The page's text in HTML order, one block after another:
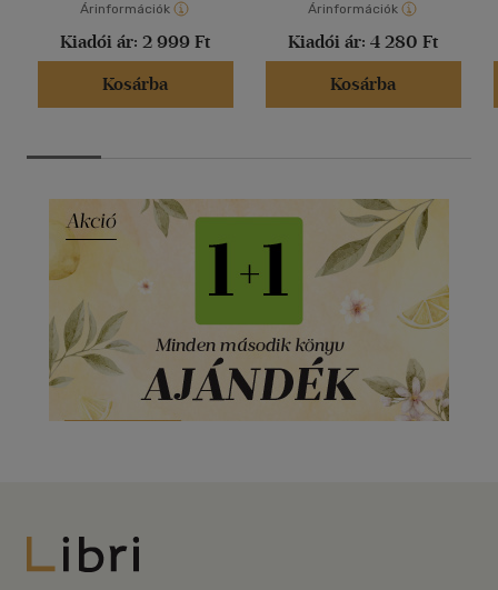
Árinformációk
Kiadói ár: 2 999 Ft
Kosárba
Árinformációk
Kiadói ár: 4 280 Ft
Kosárba
Libri